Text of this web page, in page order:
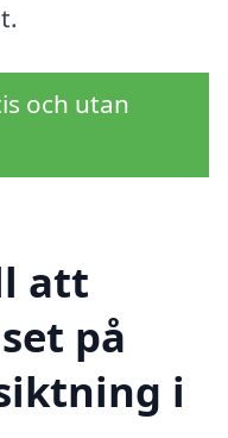
och utan
att
på
i